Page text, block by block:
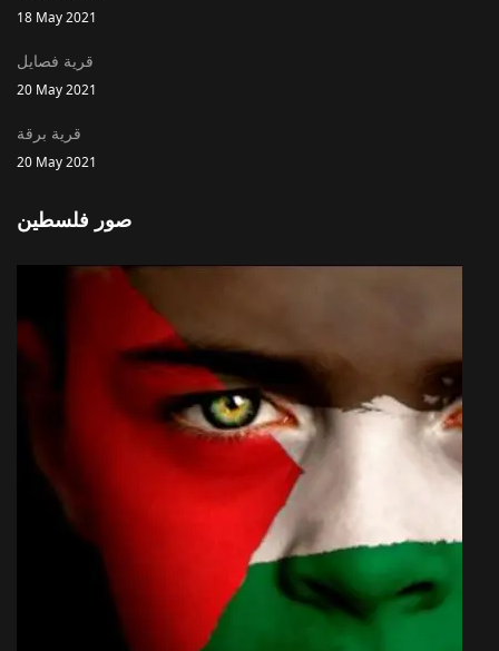
18 May 2021
قرية فصايل
20 May 2021
قرية برقة
20 May 2021
صور فلسطين